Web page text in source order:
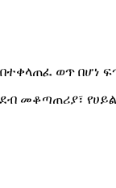
በተቀላጠፈ ወጥ በሆነ
መቆጣጠሪያ፣